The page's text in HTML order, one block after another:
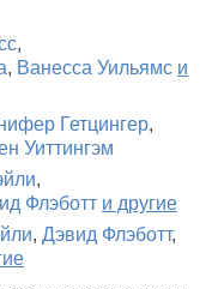
,
, Ванесса Уильямс и
Гетцингер,
Уиттингэм
,
Флэботт и другие
, Дэвид Флэботт,